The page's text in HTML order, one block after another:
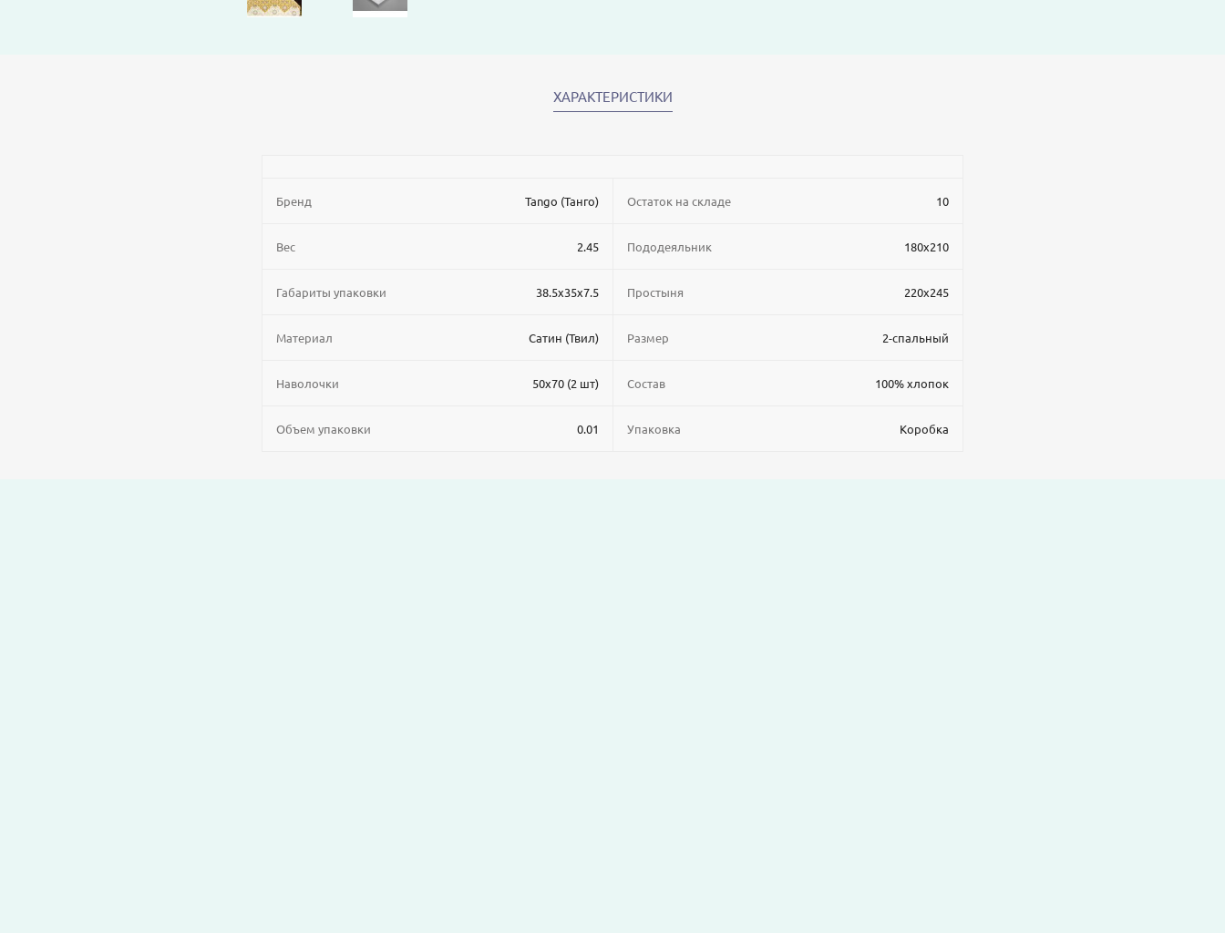
ХАРАКТЕРИСТИКИ
Бренд Tango (Танго)
Вес 2.45
Габариты упаковки 38.5x35x7.5
Материал Сатин (Твил)
Наволочки 50x70 (2 шт)
Объем упаковки 0.01
Остаток на складе 10
Пододеяльник 180x210
Простыня 220x245
Размер 2-спальный
Состав 100% хлопок
Упаковка Коробка